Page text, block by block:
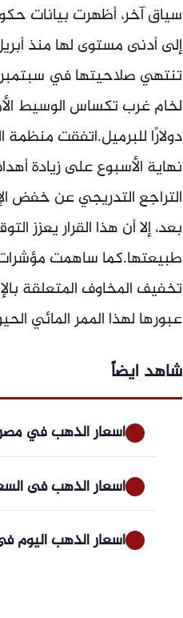
سياق آخر، أظهرت بيانات
دولارًا للبرميل.اتفقت
التراجع التدريجي عن خفض
بعد، إلا أن هذا القرار يعزز
طبيعتها.كما ساهمت
عبورها لهذا الممر المائي
شاهد ايضاً
أسعار الذهب في مصر
أسعار الذهب فى
أسعار الذهب اليوم فى مصر الخميس 6